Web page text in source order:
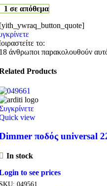
1 σε απόθεμα
το:
άνθρωποι παρακολουθούν
Products
view
ποδός universal
In stock
to see prices
049561